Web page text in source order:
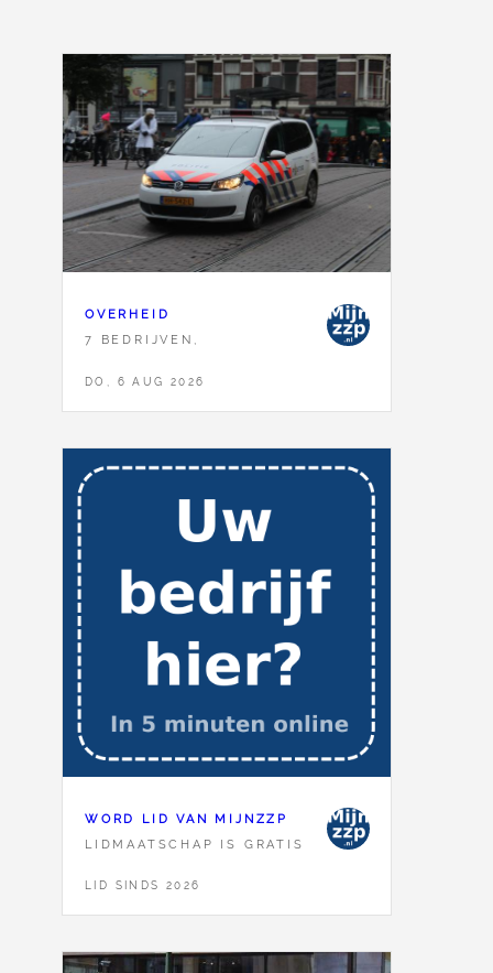
OVERHEID
7 BEDRIJVEN,
DO, 6 AUG 2026
WORD LID VAN MIJNZZP
LIDMAATSCHAP IS GRATIS
LID SINDS 2026